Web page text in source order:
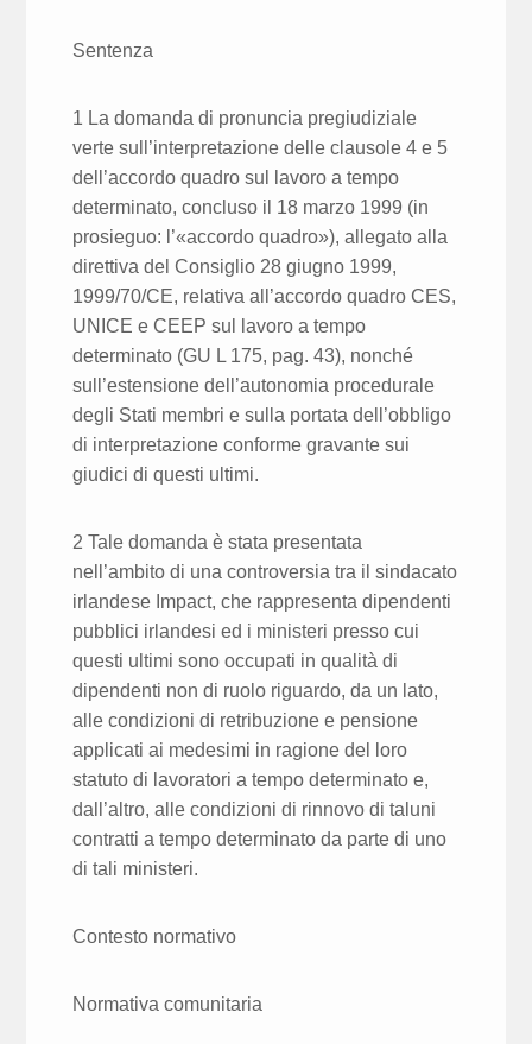
Sentenza
1 La domanda di pronuncia pregiudiziale
verte sull’interpretazione delle clausole 4 e 5
dell’accordo quadro sul lavoro a tempo
determinato, concluso il 18 marzo 1999 (in
prosieguo: l’«accordo quadro»), allegato alla
direttiva del Consiglio 28 giugno 1999,
1999/70/CE, relativa all’accordo quadro CES,
UNICE e CEEP sul lavoro a tempo
determinato (GU L 175, pag. 43), nonché
sull’estensione dell’autonomia procedurale
degli Stati membri e sulla portata dell’obbligo
di interpretazione conforme gravante sui
giudici di questi ultimi.
2 Tale domanda è stata presentata
nell’ambito di una controversia tra il sindacato
irlandese Impact, che rappresenta dipendenti
pubblici irlandesi ed i ministeri presso cui
questi ultimi sono occupati in qualità di
dipendenti non di ruolo riguardo, da un lato,
alle condizioni di retribuzione e pensione
applicati ai medesimi in ragione del loro
statuto di lavoratori a tempo determinato e,
dall’altro, alle condizioni di rinnovo di taluni
contratti a tempo determinato da parte di uno
di tali ministeri.
Contesto normativo
Normativa comunitaria